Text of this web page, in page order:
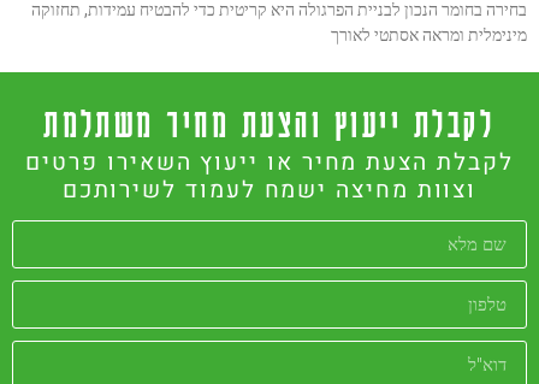
בחומר הנכון לבניית הפרגולה היא קריטית כדי להבטיח עמידות, תחזוקה
ומראה אסתטי לאורך
לקבלת ייעוץ והצעת מחיר משתלמת
הצעת מחיר או ייעוץ השאירו פרטים
וצוות מחיצה ישמח לעמוד לשירותכם